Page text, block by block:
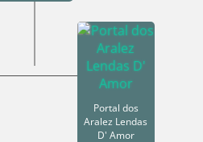
Portal dos
Aralez Lendas
D' Amor